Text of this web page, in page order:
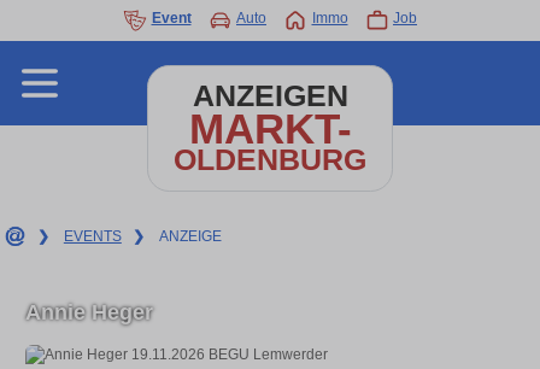
Event Auto Immo Job
ANZEIGEN
MARKT-
OLDENBURG
❯ EVENTS ❯ ANZEIGE
Annie Heger